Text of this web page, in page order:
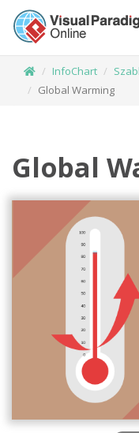
InfoChart
Global Warming
Global